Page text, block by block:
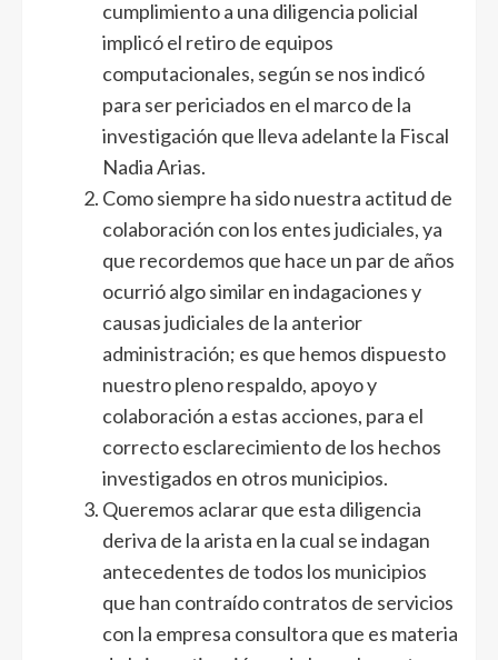
cumplimiento a una diligencia policial
implicó el retiro de equipos
computacionales, según se nos indicó
para ser periciados en el marco de la
investigación que lleva adelante la Fiscal
Nadia Arias.
Como siempre ha sido nuestra actitud de
colaboración con los entes judiciales, ya
que recordemos que hace un par de años
ocurrió algo similar en indagaciones y
causas judiciales de la anterior
administración; es que hemos dispuesto
nuestro pleno respaldo, apoyo y
colaboración a estas acciones, para el
correcto esclarecimiento de los hechos
investigados en otros municipios.
Queremos aclarar que esta diligencia
deriva de la arista en la cual se indagan
antecedentes de todos los municipios
que han contraído contratos de servicios
con la empresa consultora que es materia